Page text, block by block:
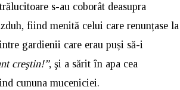
s-au coborât deasupra
fiind menită celui care renunțase la
gardienii care erau puși să-i
creştin!”, şi a sărit în apa cea
cununa muceniciei.